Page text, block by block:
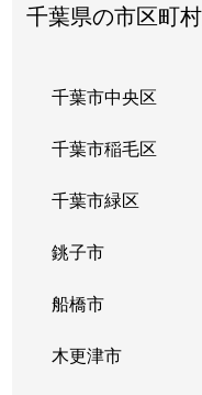
千葉県の市区町
千葉市中央区
千葉市稲毛区
千葉市緑区
銚子市
船橋市
木更津市